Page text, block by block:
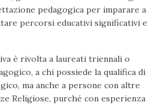
pedagogica per imparare a
percorsi educativi significativi e
è rivolta a laureati triennali o
a chi possiede la qualifica di
ma anche a persone con altre
Religiose, purché con esperienza